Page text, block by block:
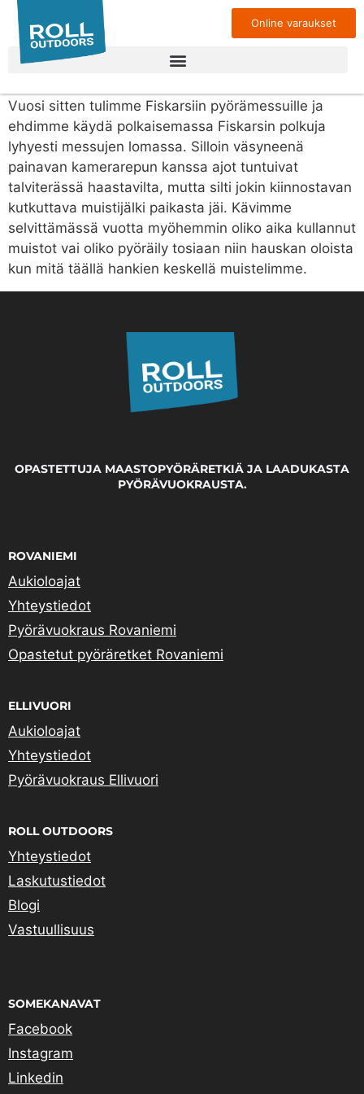
Online varaukset
AVAINSANA:
CANYON NEURON
ETELÄN LINJOJA FISKARSISA
NEURONILLA JA DUDELLA
Vuosi sitten tulimme Fiskarsiin pyörämessuille ja
ehdimme käydä polkaisemassa Fiskarsin polkuja
lyhyesti messujen lomassa. Silloin väsyneenä
painavan kamerarepun kanssa ajot tuntuivat
talviterässä haastavilta, mutta silti jokin kiinnostavan
kutkuttava muistijälki paikasta jäi. Kävimme
selvittämässä vuotta myöhemmin oliko aika kullannut
muistot vai oliko pyöräily tosiaan niin hauskan oloista
kun mitä täällä hankien keskellä muistelimme.
OPASTETTUJA MAASTOPYÖRÄRETKIÄ JA LAADUKASTA
PYÖRÄVUOKRAUSTA.
ROVANIEMI
Aukioloajat
Yhteystiedot
Pyörävuokraus Rovaniemi
Opastetut pyöräretket Rovaniemi
ELLIVUORI
Aukioloajat
Yhteystiedot
Pyörävuokraus Ellivuori
ROLL OUTDOORS
Yhteystiedot
Laskutustiedot
Blogi
Vastuullisuus
SOMEKANAVAT
Facebook
Instagram
Linkedin